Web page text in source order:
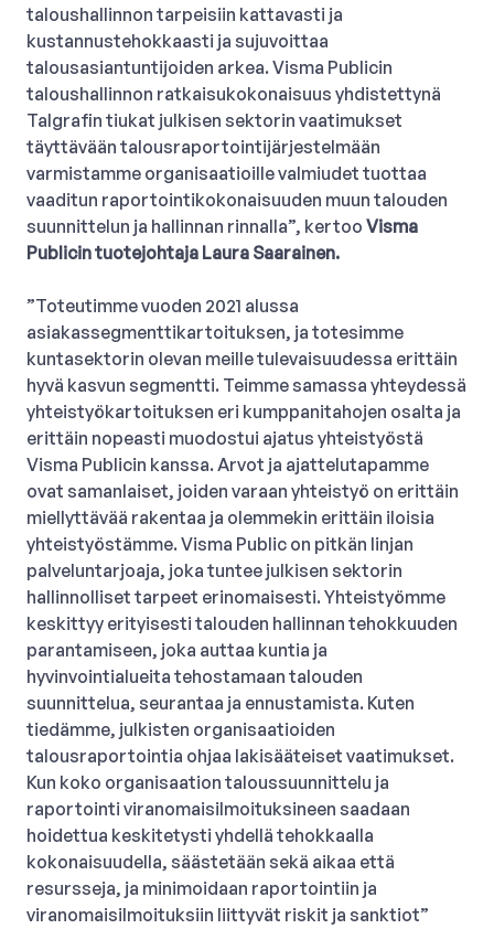
taloushallinnon tarpeisiin kattavasti ja
kustannustehokkaasti ja sujuvoittaa
talousasiantuntijoiden arkea. Visma Publicin
taloushallinnon ratkaisukokonaisuus yhdistettynä
Talgrafin tiukat julkisen sektorin vaatimukset
täyttävään talousraportointijärjestelmään
varmistamme organisaatioille valmiudet tuottaa
vaaditun raportointikokonaisuuden muun talouden
suunnittelun ja hallinnan rinnalla”, kertoo Visma
Publicin tuotejohtaja Laura Saarainen.
”Toteutimme vuoden 2021 alussa
asiakassegmenttikartoituksen, ja totesimme
kuntasektorin olevan meille tulevaisuudessa erittäin
hyvä kasvun segmentti. Teimme samassa yhteydessä
yhteistyökartoituksen eri kumppanitahojen osalta ja
erittäin nopeasti muodostui ajatus yhteistyöstä
Visma Publicin kanssa. Arvot ja ajattelutapamme
ovat samanlaiset, joiden varaan yhteistyö on erittäin
miellyttävää rakentaa ja olemmekin erittäin iloisia
yhteistyöstämme. Visma Public on pitkän linjan
palveluntarjoaja, joka tuntee julkisen sektorin
hallinnolliset tarpeet erinomaisesti. Yhteistyömme
keskittyy erityisesti talouden hallinnan tehokkuuden
parantamiseen, joka auttaa kuntia ja
hyvinvointialueita tehostamaan talouden
suunnittelua, seurantaa ja ennustamista. Kuten
tiedämme, julkisten organisaatioiden
talousraportointia ohjaa lakisääteiset vaatimukset.
Kun koko organisaation taloussuunnittelu ja
raportointi viranomaisilmoituksineen saadaan
hoidettua keskitetysti yhdellä tehokkaalla
kokonaisuudella, säästetään sekä aikaa että
resursseja, ja minimoidaan raportointiin ja
viranomaisilmoituksiin liittyvät riskit ja sanktiot”